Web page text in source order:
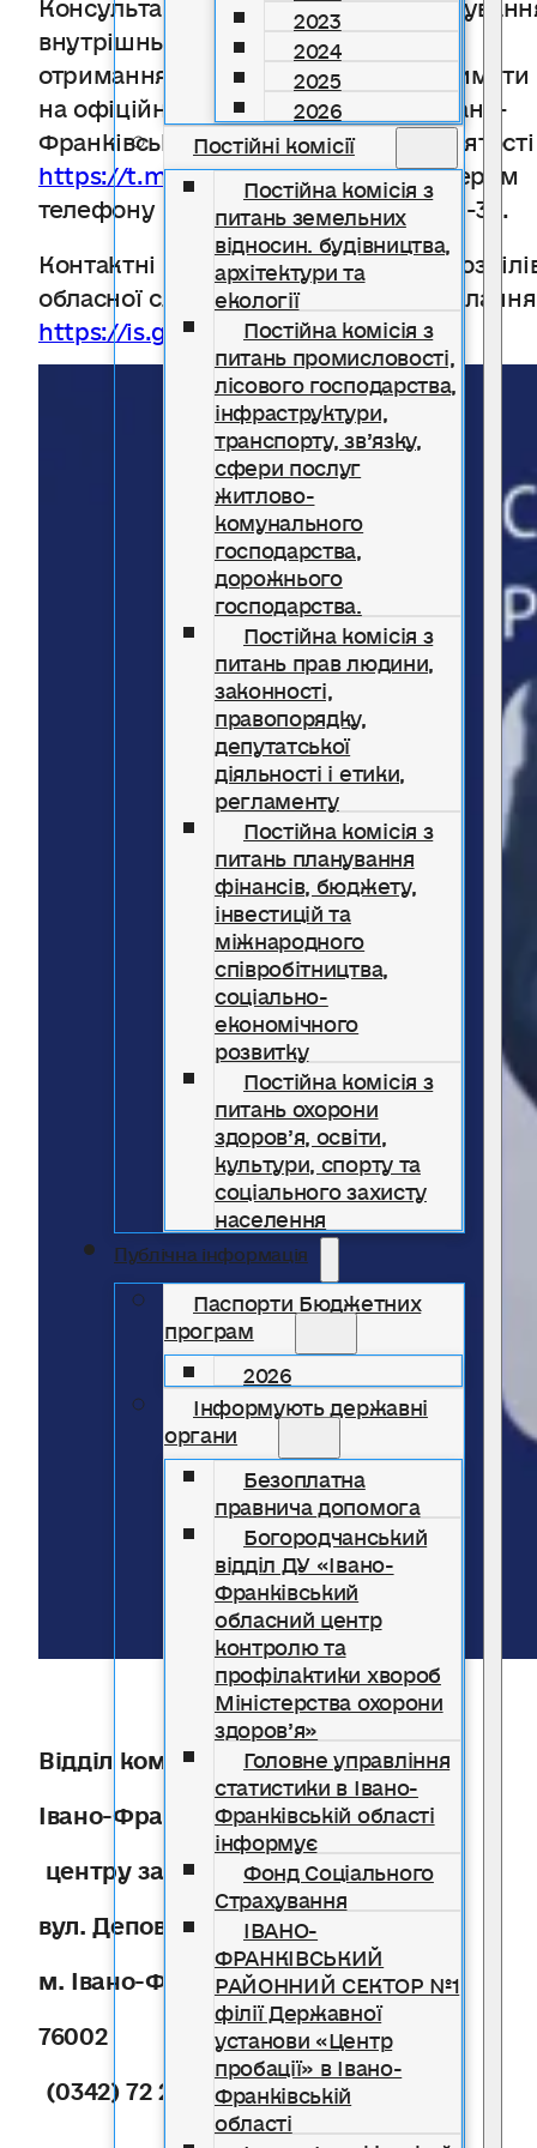
2023
2024
2025
2026
Постійні комісії
Постійна комісія з
питань земельних
відносин. будівництва,
архітектури та
екології
Постійна комісія з
питань промисловості,
лісового господарства,
інфраструктури,
транспорту, зв’язку,
сфери послуг
житлово-
комунального
господарства,
дорожнього
господарства.
Постійна комісія з
питань прав людини,
законності,
правопорядку,
депутатської
діяльності і етики,
регламенту
Постійна комісія з
питань планування
фінансів, бюджету,
інвестицій та
міжнародного
співробітництва,
соціально-
економічного
розвитку
Постійна комісія з
питань охорони
здоров’я, освіти,
культури, спорту та
соціального захисту
населення
Публічна інформація
Паспорти Бюджетних
програм
2026
Інформують державні
органи
Безоплатна
правнича допомога
Богородчанський
відділ ДУ «Івано-
Франківський
обласний центр
контролю та
профілактики хвороб
Міністерства охорони
здоров’я»
Головне управління
статистики в Івано-
Франківській області
інформує
Фонд Соціального
Страхування
ІВАНО-
ФРАНКІВСЬКИЙ
РАЙОННИЙ СЕКТОР №1
філії Державної
установи «Центр
пробації» в Івано-
Франківській
області
внутрішньо переміщених осіб та
отримання компенсації можна отримати
на офіційному телеграм-акаунті Івано-
Франківської обласної служби зайнятості
https://t.me/DCZ_IF, а також за номером
телефону гарячої лінії – 066-655-40-33.
Контактні телефони та адреса
обласної служби зайнятості за
https://is.gd/u0nOYN).
Відділ комунікацій
Івано-Франківського обласного
центру зайнятості
вул. Деповська, 89 а,
м. Івано-Франківськ,
76002
(0342) 72 21 00